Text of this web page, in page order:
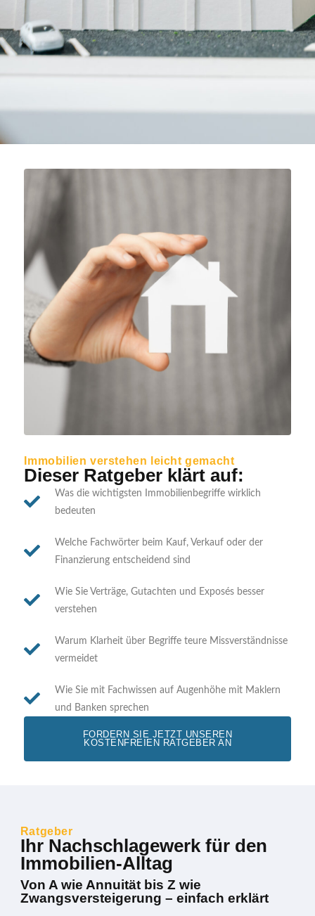
Immobilien verstehen leicht gemacht
Dieser Ratgeber klärt auf:
Was die wichtigsten Immobilienbegriffe wirklich
bedeuten
Welche Fachwörter beim Kauf, Verkauf oder der
Finanzierung entscheidend sind
Wie Sie Verträge, Gutachten und Exposés besser
verstehen
Warum Klarheit über Begriffe teure Missverständnisse
vermeidet
Wie Sie mit Fachwissen auf Augenhöhe mit Maklern
und Banken sprechen
FORDERN SIE JETZT UNSEREN
KOSTENFREIEN RATGEBER AN
Ratgeber
Ihr Nachschlagewerk für den
Immobilien-Alltag
Von A wie Annuität bis Z wie
Zwangsversteigerung – einfach erklärt